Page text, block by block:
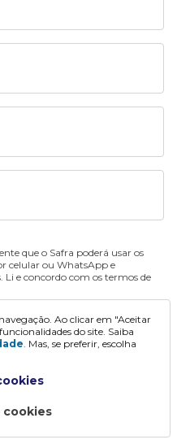
que o Safra poderá usar os
celular ou WhatsApp e
Li e concordo com os termos de
Ao clicar em "Aceitar
do site. Saiba
. Mas, se preferir, escolha
cookies